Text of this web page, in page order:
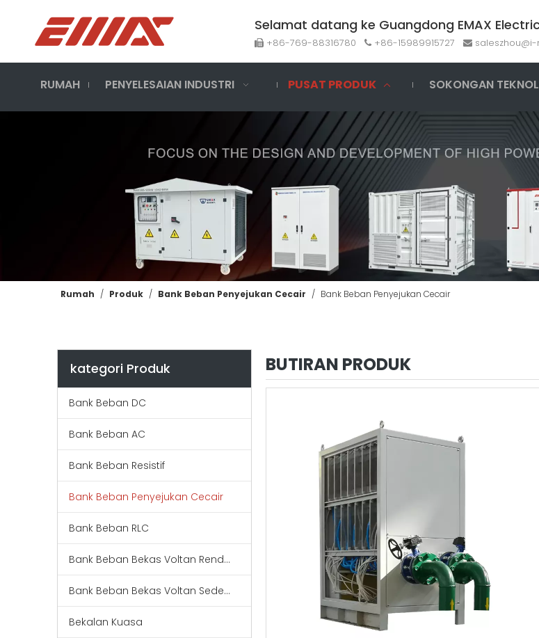
Selamat datang ke Guangdong EMAX
 +86-769-88316780  +86-15989915727 
RUMAH PENYELESAIAN INDUSTRI PUSAT PRODUK SOKONGAN
Rumah / Produk / Bank Beban Penyejukan Cecair / Bank Beban Penyejukan Cecair
kategori Produk
Bank Beban DC
Bank Beban AC
Bank Beban Resistif
Bank Beban Penyejukan Cecair
Bank Beban RLC
Bank Beban Bekas Voltan Rendah
Bank Beban Bekas Voltan Sederhana
Bekalan Kuasa
BUTIRAN PRODUK